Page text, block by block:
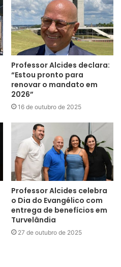
Professor Alcides declara:
“Estou pronto para
renovar o mandato em
2026”
16 de outubro de 2025
Professor Alcides celebra
o Dia do Evangélico com
entrega de benefícios em
Turvelândia
27 de outubro de 2025